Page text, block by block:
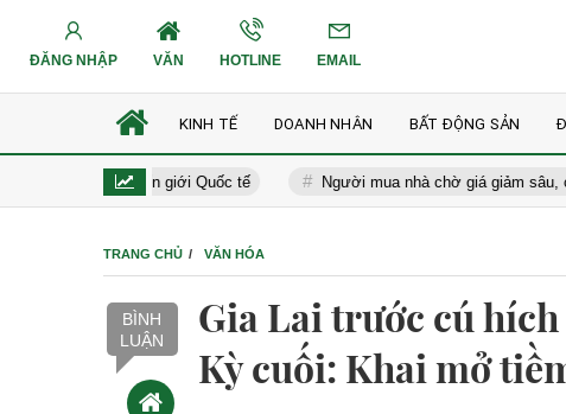
ĐĂNG NHẬP VĂN HOTLINE EMAIL
KINH TẾ DOANH NHÂN BẤT ĐỘNG SẢN
hậu Chuyển giới Quốc tế Người mua nhà chờ giá giảm sâu, chuyên
TRANG CHỦ VĂN HÓA
BÌNH
LUẬN
Gia Lai trước cú
Kỳ cuối: Khai mở